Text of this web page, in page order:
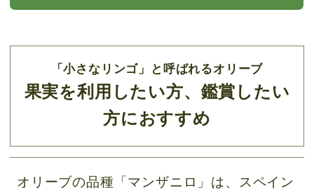
「小さなリンゴ」と呼ばれるオリーブ
果実を利用したい方、鑑賞したい
方におすすめ
オリーブの品種「マンザニロ」は、スペイン